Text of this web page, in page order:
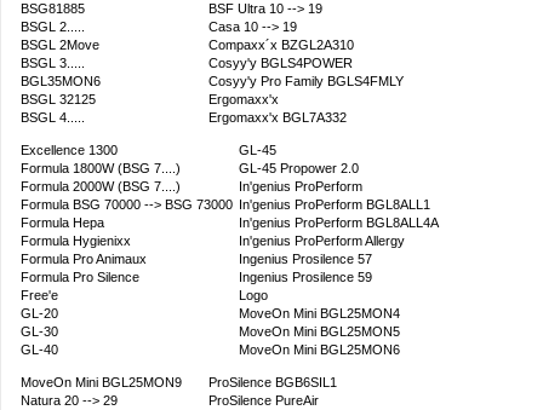
BSG81885
BSGL 2.....
BSGL 2Move
BSGL 3.....
BGL35MON6
BSGL 32125
BSGL 4.....
BSF Ultra 10 --> 19
Casa 10 --> 19
Compaxx´x BZGL2A310
Cosyy'y BGLS4POWER
Cosyy'y Pro Family BGLS4FMLY
Ergomaxx'x
Ergomaxx'x BGL7A332
Excellence 1300
Formula 1800W (BSG 7....)
Formula 2000W (BSG 7....)
Formula BSG 70000 --> BSG 73000
Formula Hepa
Formula Hygienixx
Formula Pro Animaux
Formula Pro Silence
Free'e
GL-20
GL-30
GL-40
GL-45
GL-45 Propower 2.0
In'genius ProPerform
In'genius ProPerform BGL8ALL1
In'genius ProPerform BGL8ALL4A
In'genius ProPerform Allergy
Ingenius Prosilence 57
Ingenius Prosilence 59
Logo
MoveOn Mini BGL25MON4
MoveOn Mini BGL25MON5
MoveOn Mini BGL25MON6
MoveOn Mini BGL25MON9
Natura 20 --> 29
ProSilence BGB6SIL1
ProSilence PureAir